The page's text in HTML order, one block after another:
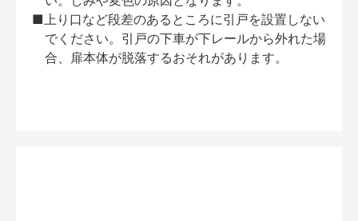
■上り口など段差のあるところに引戸を設置しない
でください。引戸の下車が下レールから外れた場
合、扉本体が脱落するおそれがあります。